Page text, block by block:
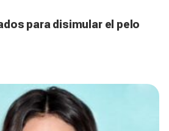
para disimular el pelo